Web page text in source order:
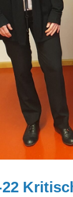
22